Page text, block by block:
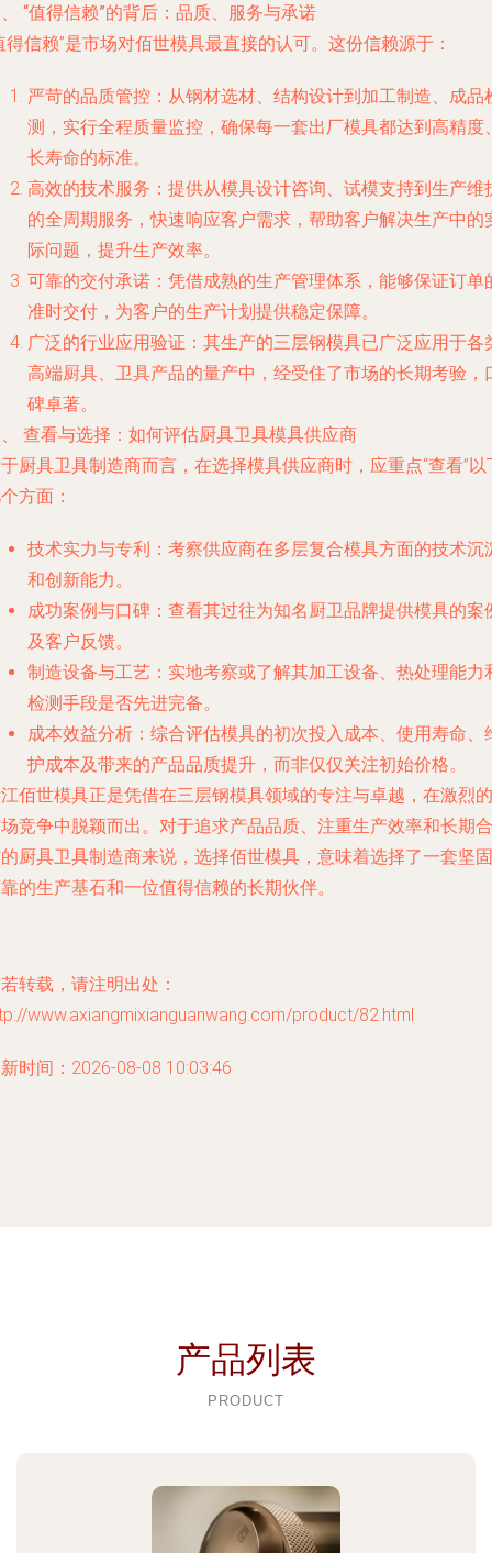
“值得信赖”的背后：品质、服务与承诺
得信赖”是市场对佰世模具最直接的认可。这份信赖源于：
严苛的品质管控 ：从钢材选材、结构设计到加工制造、成品
测，实行全程质量监控，确保每一套出厂模具都达到高精度
长寿命的标准。
高效的技术服务 ：提供从模具设计咨询、试模支持到生产维
的全周期服务，快速响应客户需求，帮助客户解决生产中的
际问题，提升生产效率。
可靠的交付承诺 ：凭借成熟的生产管理体系，能够保证订单
准时交付，为客户的生产计划提供稳定保障。
广泛的行业应用验证 ：其生产的三层钢模具已广泛应用于各
高端厨具、卫具产品的量产中，经受住了市场的长期考验，
碑卓著。
查看与选择：如何评估厨具卫具模具供应商
厨具卫具制造商而言，在选择模具供应商时，应重点“查看”以
方面：
技术实力与专利 ：考察供应商在多层复合模具方面的技术沉
和创新能力。
成功案例与口碑 ：查看其过往为知名厨卫品牌提供模具的案
及客户反馈。
制造设备与工艺 ：实地考察或了解其加工设备、热处理能力
检测手段是否先进完备。
成本效益分析 ：综合评估模具的初次投入成本、使用寿命、
护成本及带来的产品品质提升，而非仅仅关注初始价格。
佰世模具正是凭借在三层钢模具领域的专注与卓越，在激烈的
竞争中脱颖而出。对于追求产品品质、注重生产效率和长期合
厨具卫具制造商来说，选择佰世模具，意味着选择了一套坚固
的生产基石和一位值得信赖的长期伙伴。
转载，请注明出处：
www.axiangmixianguanwang.com/product/82.html
时间：2026-08-08 10:03:46
产品列表
PRODUCT